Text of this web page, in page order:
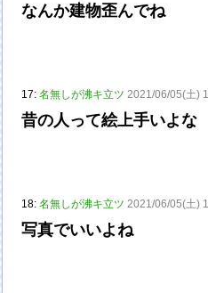
なんか建物歪んでね
17:名無しが沸キ立ツ 2021/06/05(土)
昔の人って絵上手いよな
18:名無しが沸キ立ツ 2021/06/05(土)
写真でいいよね